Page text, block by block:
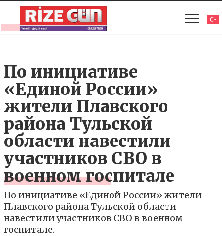
По инициативе
«Единой России»
жители Плавского
района Тульской
области навестили
участников СВО в
военном госпитале
По инициативе «Единой России» жители
Плавского района Тульской области
навестили участников СВО в военном
госпитале.